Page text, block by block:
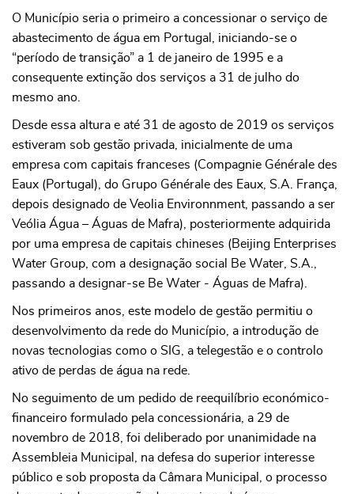
O Município seria o primeiro a concessionar o serviço de
abastecimento de água em Portugal, iniciando-se o
“período de transição” a 1 de janeiro de 1995 e a
consequente extinção dos serviços a 31 de julho do
mesmo ano.
Desde essa altura e até 31 de agosto de 2019 os serviços
estiveram sob gestão privada, inicialmente de uma
empresa com capitais franceses (Compagnie Générale des
Eaux (Portugal), do Grupo Générale des Eaux, S.A. França,
depois designado de Veolia Environnment, passando a ser
Veólia Água – Águas de Mafra), posteriormente adquirida
por uma empresa de capitais chineses (Beijing Enterprises
Water Group, com a designação social Be Water, S.A.,
passando a designar-se Be Water - Águas de Mafra).
Nos primeiros anos, este modelo de gestão permitiu o
desenvolvimento da rede do Município, a introdução de
novas tecnologias como o SIG, a telegestão e o controlo
ativo de perdas de água na rede.
No seguimento de um pedido de reequilíbrio económico-
financeiro formulado pela concessionária, a 29 de
novembro de 2018, foi deliberado por unanimidade na
Assembleia Municipal, na defesa do superior interesse
público e sob proposta da Câmara Municipal, o processo